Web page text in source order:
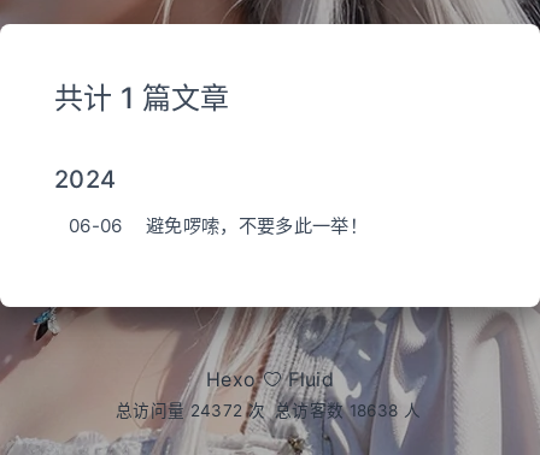
共计 1 篇文章
2024
06-06 避免啰嗦，不要多此一举！
Hexo Fluid
总访问量24372次 总访客数18638 人